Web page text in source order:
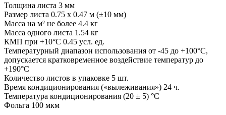
Толщина листа 3 мм
Размер листа 0.75 х 0.47 м (±10 мм)
Масса на м² не более 4.4 кг
Масса одного листа 1.54 кг
КМП при +10°C 0.45 усл. ед.
Температурный диапазон использования от -45 до +100°С,
допускается кратковременное воздействие температур до
+190°С
Количество листов в упаковке 5 шт.
Время кондиционирования («вылеживания») 24 ч.
Температура кондиционирования (20 ± 5) °C
Фольга 100 мкм